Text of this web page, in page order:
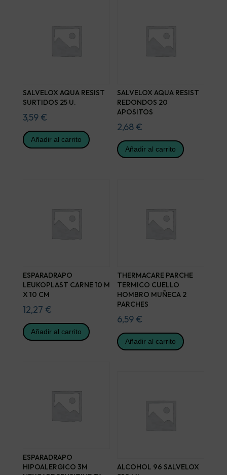
SALVELOX AQUA RESIST
SURTIDOS 25 U.
3,59 €
Añadir al carrito
SALVELOX AQUA RESIST
REDONDOS 20
APOSITOS
2,68 €
Añadir al carrito
ESPARADRAPO
LEUKOPLAST CARNE 10 M
X 10 CM
12,27 €
Añadir al carrito
THERMACARE PARCHE
TERMICO CUELLO
HOMBRO MUÑECA 2
PARCHES
6,59 €
Añadir al carrito
ESPARADRAPO
HIPOALERGICO 3M
ALCOHOL 96 SALVELOX